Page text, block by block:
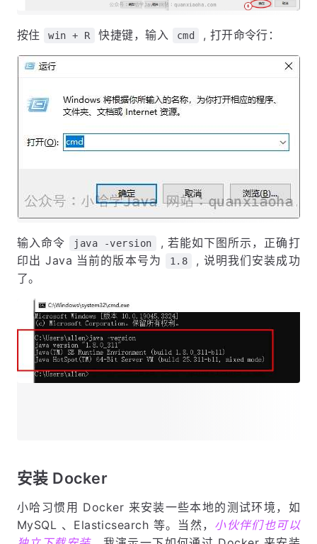
按住 win + R 快捷键，输入 cmd , 打开命令行：
输入命令 java -version
, 若能如下图所示，正确打
印出 Java 当前的版本号为
1.8
, 说明我们安装成功
了。
安装 Docker
小哈习惯用 Docker 来安装一些本地的测试环境，如
MySQL 、Elasticsearch 等。当然， 小伙伴们也可以